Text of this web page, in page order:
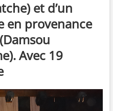
n
et d’un
en provenance
Avec 19